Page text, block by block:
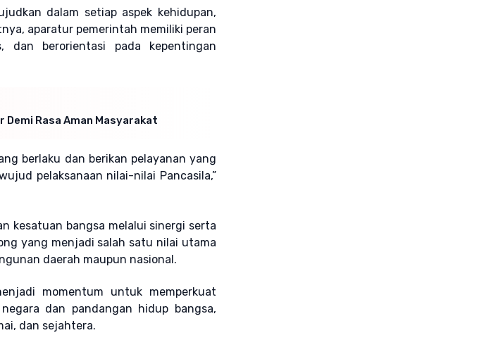
dalam setiap aspek kehidupan,
aparatur pemerintah memiliki peran
dan berorientasi pada kepentingan
Demi Rasa Aman Masyarakat
berlaku dan berikan pelayanan yang
pelaksanaan nilai-nilai Pancasila,”
kesatuan bangsa melalui sinergi serta
yang menjadi salah satu nilai utama
daerah maupun nasional.
momentum untuk memperkuat
dan pandangan hidup bangsa,
dan sejahtera.